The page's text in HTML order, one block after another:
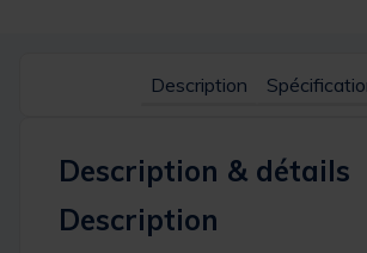
Description
Description & détails
Description